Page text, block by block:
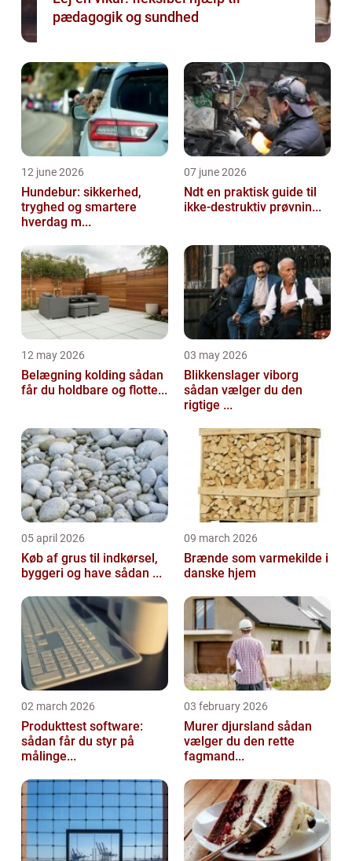
pædagogik og sundhed
12 june 2026
Hundebur: sikkerhed,
tryghed og smartere
hverdag m...
07 june 2026
Ndt en praktisk guide til
ikke-destruktiv prøvnin...
12 may 2026
Belægning kolding sådan
får du holdbare og flotte...
03 may 2026
Blikkenslager viborg
sådan vælger du den
rigtige ...
05 april 2026
Køb af grus til indkørsel,
byggeri og have sådan ...
09 march 2026
Brænde som varmekilde i
danske hjem
02 march 2026
Produkttest software:
sådan får du styr på
målinge...
03 february 2026
Murer djursland sådan
vælger du den rette
fagmand...